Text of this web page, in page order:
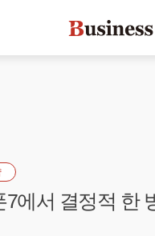
7에서 결정적 한